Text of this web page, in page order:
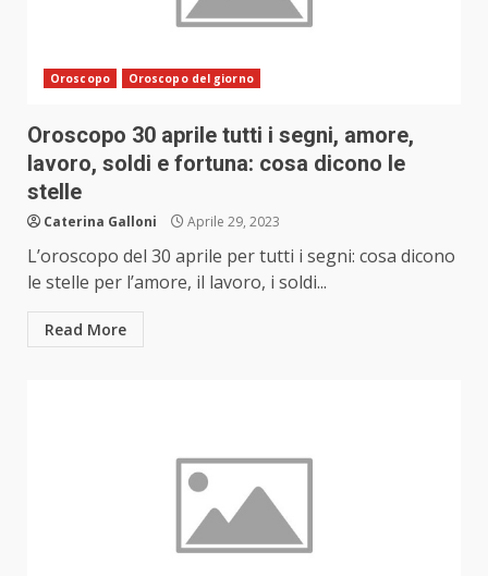
Oroscopo Oroscopo del giorno
Oroscopo 30 aprile tutti i segni, amore,
lavoro, soldi e fortuna: cosa dicono le
stelle
Caterina Galloni Aprile 29, 2023
L’oroscopo del 30 aprile per tutti i segni: cosa dicono
le stelle per l’amore, il lavoro, i soldi...
Read More